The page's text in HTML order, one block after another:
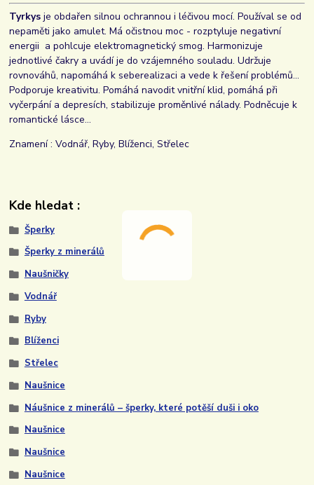
Tyrkys je obdařen silnou ochrannou i léčivou mocí. Používal se od
nepaměti jako amulet. Má očistnou moc - rozptyluje negativní
energii a pohlcuje elektromagnetický smog. Harmonizuje
jednotlivé čakry a uvádí je do vzájemného souladu. Udržuje
rovnováhů, napomáhá k seberealizaci a vede k řešení problémů...
Podporuje kreativitu. Pomáhá navodit vnitřní klid, pomáhá při
vyčerpání a depresích, stabilizuje proměnlivé nálady. Podněcuje k
romantické lásce...
Znamení : Vodnář, Ryby, Blíženci, Střelec
Kde hledat :
Šperky
Šperky z minerálů
Naušničky
Vodnář
Ryby
Blíženci
Střelec
Naušnice
Náušnice z minerálů – šperky, které potěší duši i oko
Naušnice
Naušnice
Naušnice